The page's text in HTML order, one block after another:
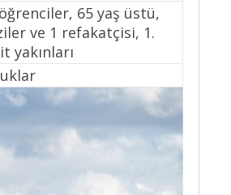
65 yaş üstü,
ve 1 refakatçisi, 1.
yakınları